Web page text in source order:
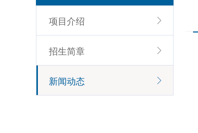
项目介绍
招生简章
新闻动态